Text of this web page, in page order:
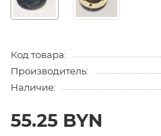
Код товара:
Производитель:
Наличие:
55.25 BYN